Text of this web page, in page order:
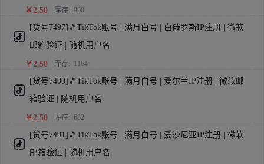
￥2.50 库存: 960
[货号7497]🎵TikTok账号 | 满月白号 | 白俄罗斯IP注册 | 微软
邮箱验证 | 随机用户名
￥2.50 库存: 1164
[货号7490]🎵TikTok账号 | 满月白号 | 爱尔兰IP注册 | 微软邮
箱验证 | 随机用户名
￥2.50 库存: 682
[货号7491]🎵TikTok账号 | 满月白号 | 爱沙尼亚IP注册 | 微软
邮箱验证 | 随机用户名